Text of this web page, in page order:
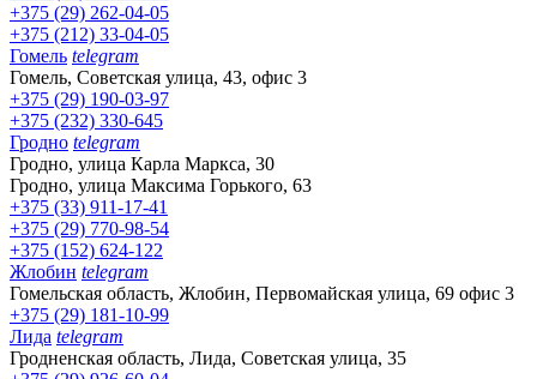
+375 (29) 262-04-05
+375 (212) 33-04-05
Гомель telegram
Гомель, Советская улица, 43, офис 3
+375 (29) 190-03-97
+375 (232) 330-645
Гродно telegram
Гродно, улица Карла Маркса, 30
Гродно, улица Максима Горького, 63
+375 (33) 911-17-41
+375 (29) 770-98-54
+375 (152) 624-122
Жлобин telegram
Гомельская область, Жлобин, Первомайская улица, 69 офис 3
+375 (29) 181-10-99
Лида telegram
Гродненская область, Лида, Советская улица, 35